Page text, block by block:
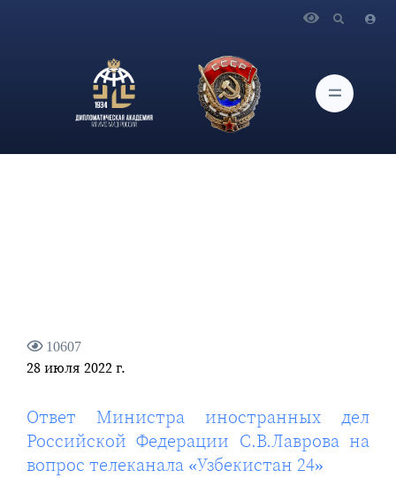
С.В.Лаврова на вопрос телеканала «Узбекистан 24»
10607
28 июля 2022 г.
Ответ Министра иностранных дел
Российской Федерации С.В.Лаврова на
вопрос телеканала «Узбекистан 24»